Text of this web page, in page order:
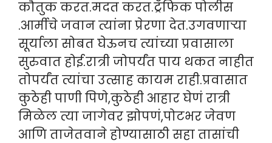
कौतुक करत.मदत करत.ट्रॅफिक पोलीस
.आर्मीचे जवान त्यांना प्रेरणा देत.उगवणाऱ्या
सूर्याला सोबत घेऊनच त्यांच्या प्रवासाला
सुरुवात होई.रात्री जोपर्यंत पाय थकत नाहीत
तोपर्यंत त्यांचा उत्साह कायम राही.प्रवासात
कुठेही पाणी पिणे,कुठेही आहार घेणं रात्री
मिळेल त्या जागेवर झोपणं,पोटभर जेवण
आणि ताजेतवाने होण्यासाठी सहा तासांची